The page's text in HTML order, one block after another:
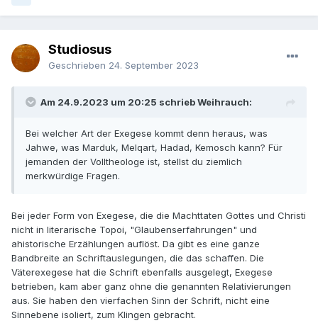
Studiosus
Geschrieben 24. September 2023
Am 24.9.2023 um 20:25 schrieb Weihrauch:
Bei welcher Art der Exegese kommt denn heraus, was
Jahwe, was Marduk, Melqart, Hadad, Kemosch kann? Für
jemanden der Volltheologe ist, stellst du ziemlich
merkwürdige Fragen.
Bei jeder Form von Exegese, die die Machttaten Gottes und Christi
nicht in literarische Topoi, "Glaubenserfahrungen" und
ahistorische Erzählungen auflöst. Da gibt es eine ganze
Bandbreite an Schriftauslegungen, die das schaffen. Die
Väterexegese hat die Schrift ebenfalls ausgelegt, Exegese
betrieben, kam aber ganz ohne die genannten Relativierungen
aus. Sie haben den vierfachen Sinn der Schrift, nicht eine
Sinnebene isoliert, zum Klingen gebracht.